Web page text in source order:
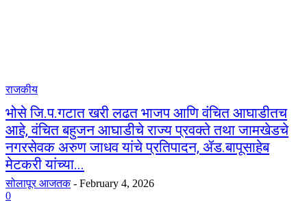
राजकीय
भोसे जि.प.गटात खरी लढत भाजप आणि वंचित आघाडीतच
आहे, वंचित बहुजन आघाडीचे राज्य प्रवक्ते तथा जामखेडचे
नगरसेवक अरुण जाधव यांचे प्रतिपादन, ॲड.बापूसाहेब
मेटकरी यांच्या...
सोलापूर आजतक - February 4, 2026
0